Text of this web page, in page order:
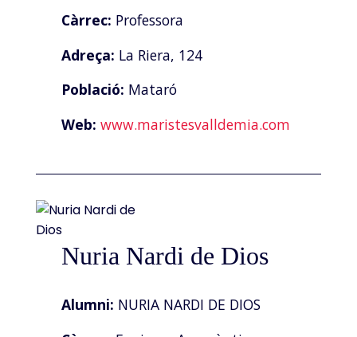
Càrrec: Professora
Adreça: La Riera, 124
Població: Mataró
Web: www.maristesvalldemia.com
Nuria Nardi de Dios
Alumni: NURIA NARDI DE DIOS